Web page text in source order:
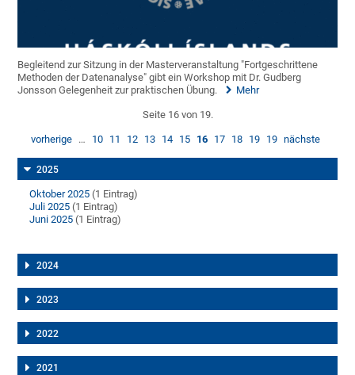
Begleitend zur Sitzung in der Masterveranstaltung "Fortgeschrittene
Methoden der Datenanalyse" gibt ein Workshop mit Dr. Gudberg
Jonsson Gelegenheit zur praktischen Übung.
Mehr
Seite 16 von 19.
vorherige … 10 11 12 13 14 15 16 17 18 19 19 nächste
2025
Oktober 2025 (1 Eintrag)
Juli 2025 (1 Eintrag)
Juni 2025 (1 Eintrag)
2024
2023
2022
2021